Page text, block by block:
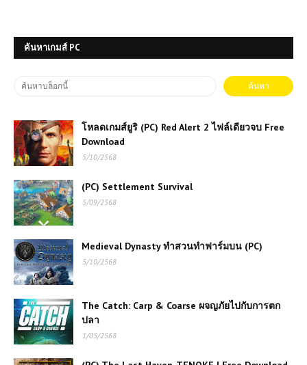
ค้นหาเกมส์ PC
โหลดเกมส์ยูริ (PC) Red Alert 2 ไฟล์เดียวจบ Free
Download
5/10/2568
(PC) Settlement Survival
5/09/2568
Medieval Dynasty ทำสวนทำฟาร์มบน (PC)
5/10/2568
The Catch: Carp & Coarse ผจญภัยไปกับการตก
ปลา
1/05/2568